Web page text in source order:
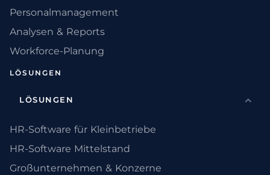
Personalmanagement
Analysen & Reports
Workforce-Planung
LÖSUNGEN
LÖSUNGEN
HR-Software für Kleinbetriebe
HR-Software Mittelstand
Großunternehmen & Konzerne